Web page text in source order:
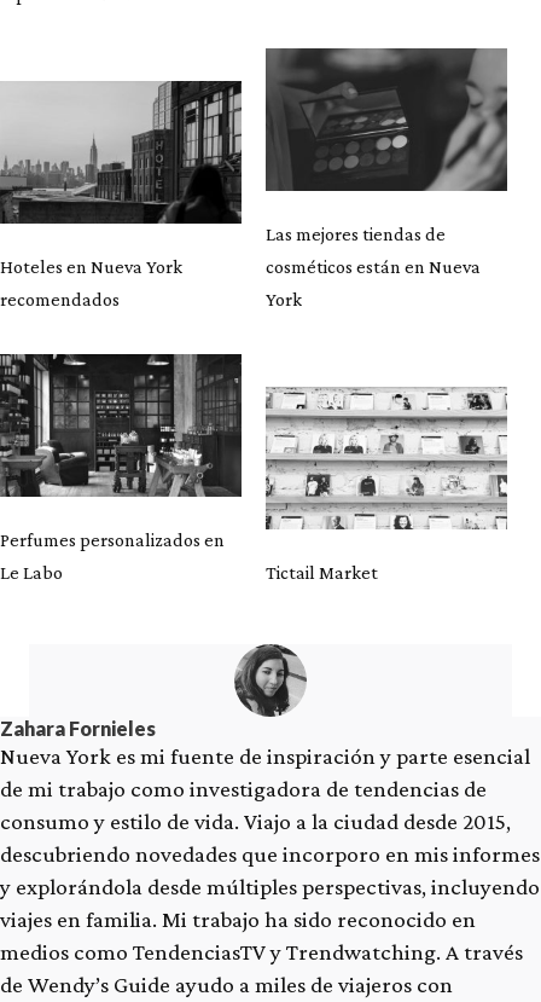
Hoteles en Nueva York
recomendados
Las mejores tiendas de
cosméticos están en Nueva
York
Perfumes personalizados en
Le Labo
Tictail Market
Zahara Fornieles
Nueva York es mi fuente de inspiración y parte esencial
de mi trabajo como investigadora de tendencias de
consumo y estilo de vida. Viajo a la ciudad desde 2015,
descubriendo novedades que incorporo en mis informes
y explorándola desde múltiples perspectivas, incluyendo
viajes en familia. Mi trabajo ha sido reconocido en
medios como TendenciasTV y Trendwatching. A través
de Wendy’s Guide ayudo a miles de viajeros con